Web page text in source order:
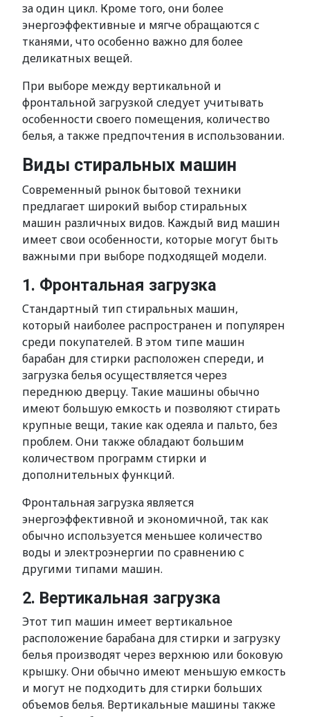
за один цикл. Кроме того, они более
энергоэффективные и мягче обращаются с
тканями, что особенно важно для более
деликатных вещей.
При выборе между вертикальной и
фронтальной загрузкой следует учитывать
особенности своего помещения, количество
белья, а также предпочтения в использовании.
Виды стиральных машин
Современный рынок бытовой техники
предлагает широкий выбор стиральных
машин различных видов. Каждый вид машин
имеет свои особенности, которые могут быть
важными при выборе подходящей модели.
1. Фронтальная загрузка
Стандартный тип стиральных машин,
который наиболее распространен и популярен
среди покупателей. В этом типе машин
барабан для стирки расположен спереди, и
загрузка белья осуществляется через
переднюю дверцу. Такие машины обычно
имеют большую емкость и позволяют стирать
крупные вещи, такие как одеяла и пальто, без
проблем. Они также обладают большим
количеством программ стирки и
дополнительных функций.
Фронтальная загрузка является
энергоэффективной и экономичной, так как
обычно используется меньшее количество
воды и электроэнергии по сравнению с
другими типами машин.
2. Вертикальная загрузка
Этот тип машин имеет вертикальное
расположение барабана для стирки и загрузку
белья производят через верхнюю или боковую
крышку. Они обычно имеют меньшую емкость
и могут не подходить для стирки больших
объемов белья. Вертикальные машины также